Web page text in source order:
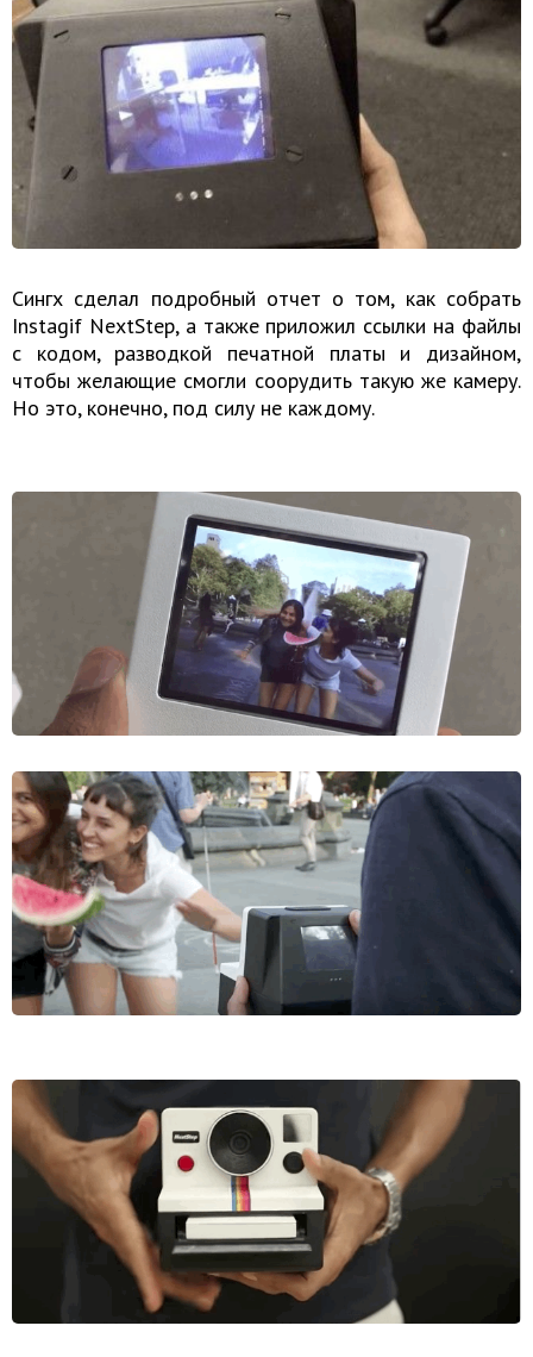
Сингх сделал подробный отчет о том, как собрать
Instagif NextStep, а также приложил ссылки на файлы
с кодом, разводкой печатной платы и дизайном,
чтобы желающие смогли соорудить такую же камеру.
Но это, конечно, под силу не каждому.